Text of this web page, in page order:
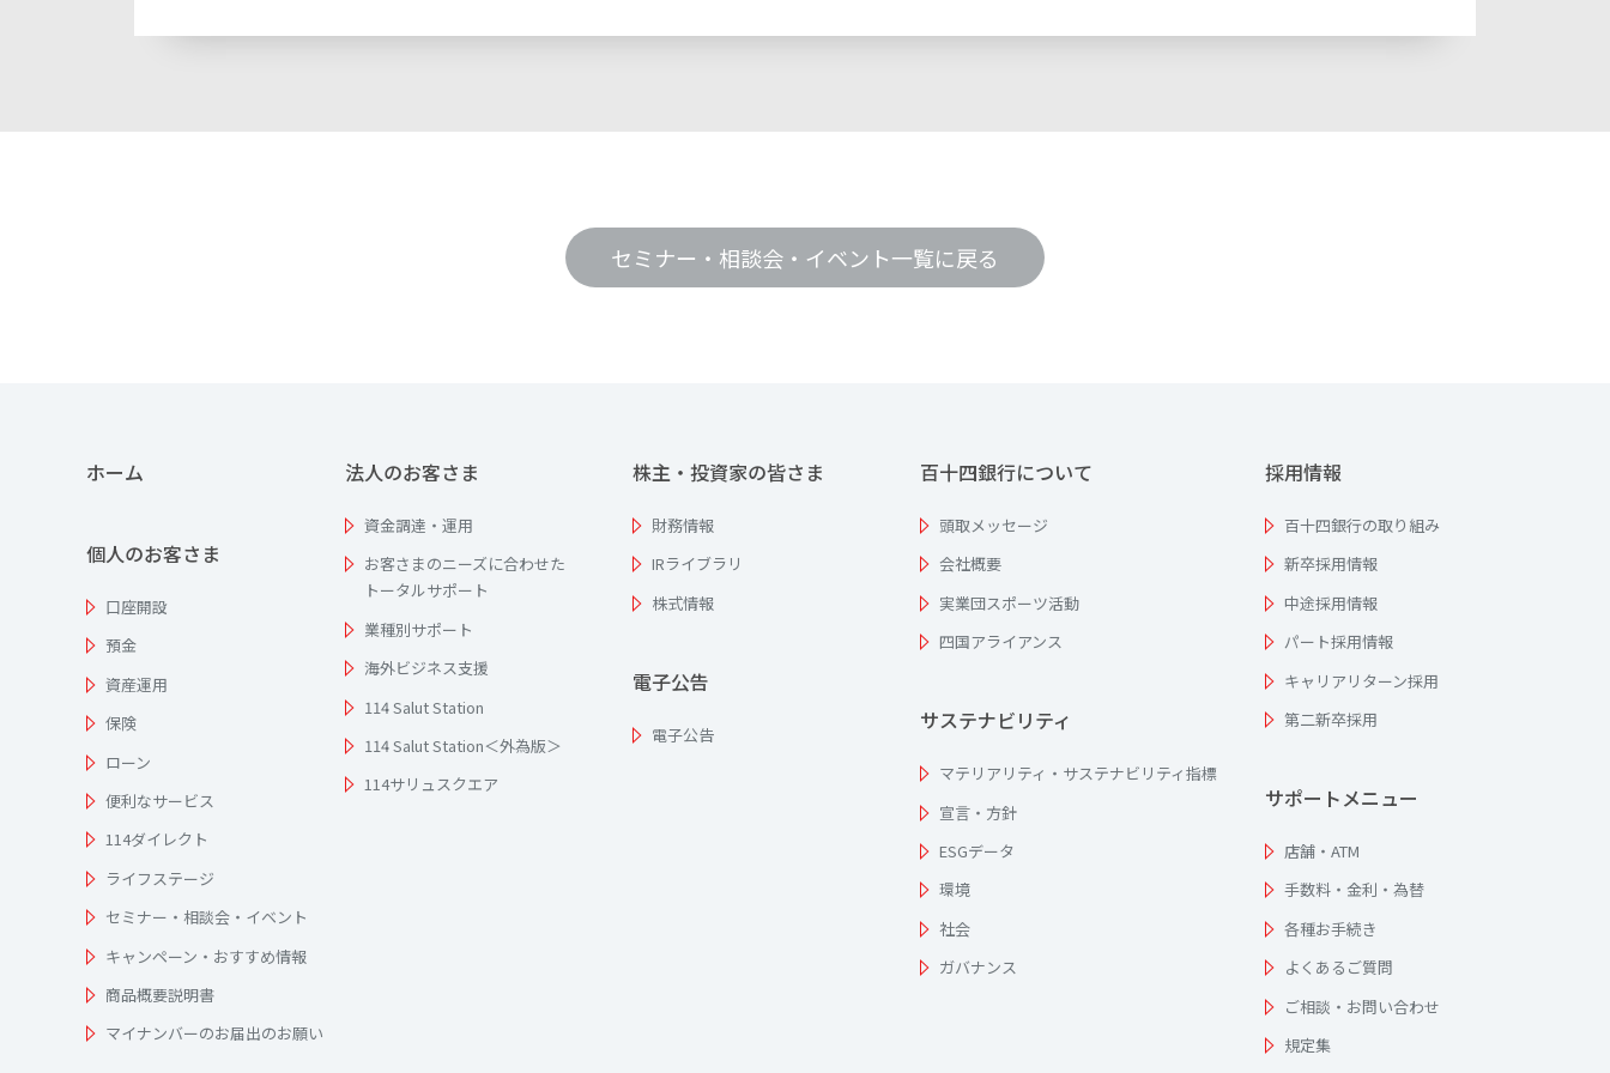
セミナー・相談会・イベント一覧に戻る
ホーム
個人のお客さま
口座開設
預金
資産運用
保険
ローン
便利なサービス
114ダイレクト
ライフステージ
セミナー・相談会・イベント
キャンペーン・おすすめ情報
商品概要説明書
マイナンバーのお届出のお願い
法人のお客さま
資金調達・運用
お客さまのニーズに合わせた
トータルサポート
業種別サポート
海外ビジネス支援
114 Salut Station
114 Salut Station＜外為版＞
114サリュスクエア
株主・投資家の皆さま
財務情報
IRライブラリ
株式情報
電子公告
電子公告
百十四銀行について
頭取メッセージ
会社概要
実業団スポーツ活動
四国アライアンス
サステナビリティ
マテリアリティ・サステナビリティ指標
宣言・方針
ESGデータ
環境
社会
ガバナンス
採用情報
百十四銀行の取り組み
新卒採用情報
中途採用情報
パート採用情報
キャリアリターン採用
第二新卒採用
サポートメニュー
店舗・ATM
手数料・金利・為替
各種お手続き
よくあるご質問
ご相談・お問い合わせ
規定集